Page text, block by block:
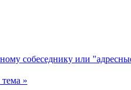
собеседнику или
»